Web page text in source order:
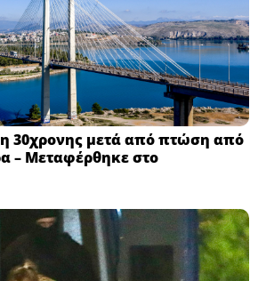
30χρονης μετά από πτώση από
– Μεταφέρθηκε στο